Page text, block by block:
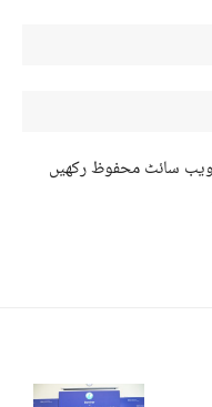
ویب سائٹ محفوظ رکھیں